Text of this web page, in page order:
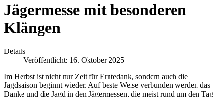
Jägermesse mit besonderen
Klängen
Details
Veröffentlicht: 16. Oktober 2025
Im Herbst ist nicht nur Zeit für Erntedank, sondern auch die
Jagdsaison beginnt wieder. Auf beste Weise verbunden werden das
Danke und die Jagd in den Jägermessen, die meist rund um den Tag